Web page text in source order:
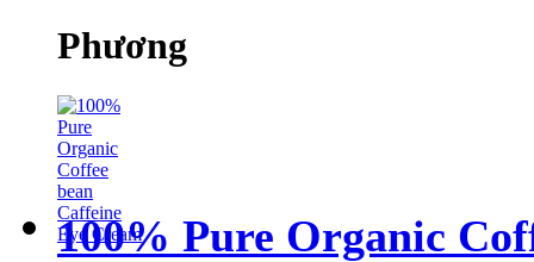
Phương
100% Pure Organic